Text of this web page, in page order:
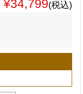
¥34,799(税込)